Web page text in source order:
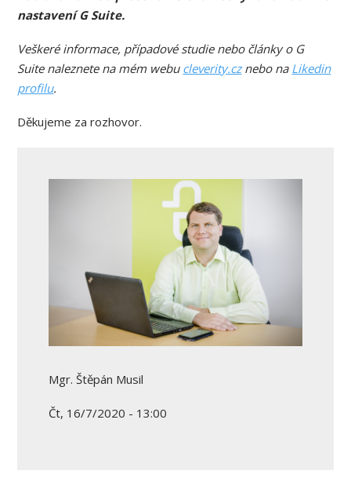
nastavení G Suite.
Veškeré informace, případové studie nebo články o G
Suite naleznete na mém webu cleverity.cznebo na Likedin
profilu.
Děkujeme za rozhovor.
Mgr. Štěpán Musil
Čt, 16/7/2020 - 13:00